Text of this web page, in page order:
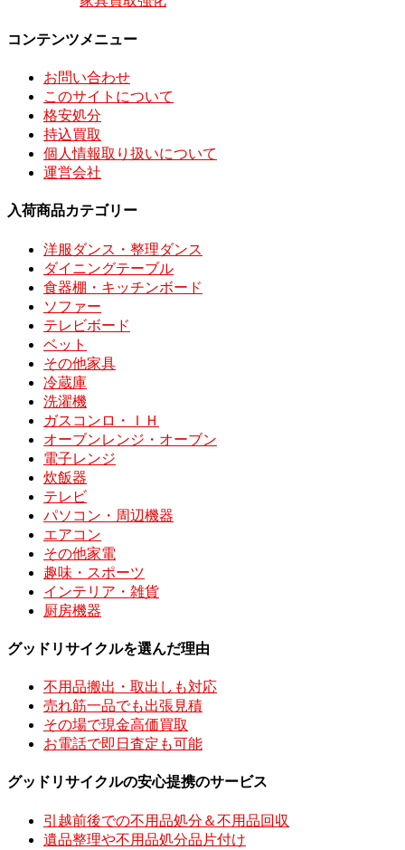
コンテンツメニュー
お問い合わせ
このサイトについて
格安処分
持込買取
個人情報取り扱いについて
運営会社
入荷商品カテゴリー
洋服ダンス・整理ダンス
ダイニングテーブル
食器棚・キッチンボード
ソファー
テレビボード
ベット
その他家具
冷蔵庫
洗濯機
ガスコンロ・ＩＨ
オーブンレンジ・オーブン
電子レンジ
炊飯器
テレビ
パソコン・周辺機器
エアコン
その他家電
趣味・スポーツ
インテリア・雑貨
厨房機器
グッドリサイクルを選んだ理由
不用品搬出・取出しも対応
売れ筋一品でも出張見積
その場で現金高価買取
お電話で即日査定も可能
グッドリサイクルの安心提携のサービス
引越前後での不用品処分＆不用品回収
遺品整理や不用品処分品片付け